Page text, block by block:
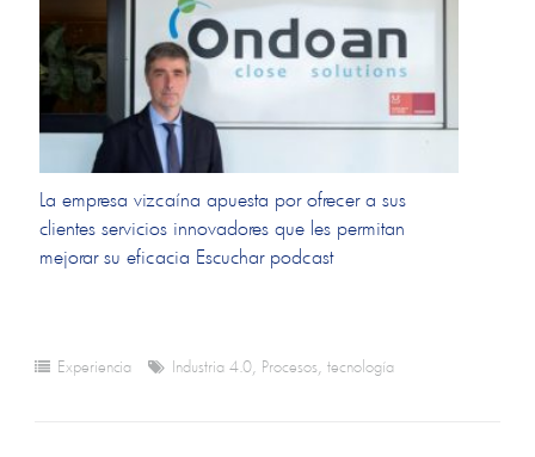
La empresa vizcaína apuesta por ofrecer a sus
clientes servicios innovadores que les permitan
mejorar su eficacia Escuchar podcast
Experiencia Industria 4.0, Procesos,tecnología